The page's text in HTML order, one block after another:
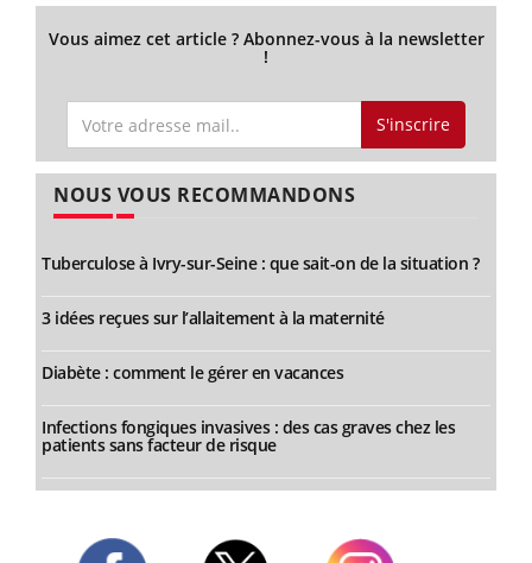
Vous aimez cet article ? Abonnez-vous à la newsletter
!
S'inscrire
NOUS VOUS RECOMMANDONS
Tuberculose à Ivry-sur-Seine : que sait-on de la situation ?
3 idées reçues sur l’allaitement à la maternité
Diabète : comment le gérer en vacances
Infections fongiques invasives : des cas graves chez les
patients sans facteur de risque